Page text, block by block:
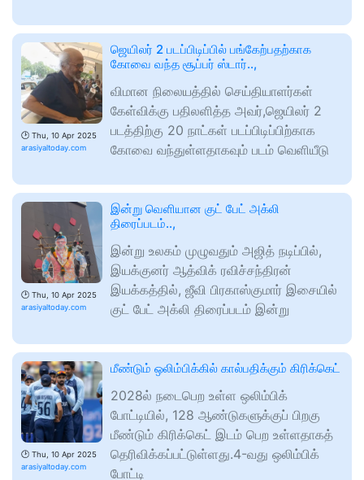
🕑 Thu, 10 Apr 2025
arasiyaltoday.com
ஜெயிலர் 2 படப்பிடிப்பில் பங்கேற்பதற்காக
கோவை வந்த சூப்பர் ஸ்டார்..,
விமான நிலையத்தில் செய்தியாளர்கள்
கேள்விக்கு பதிலளித்த அவர்,ஜெயிலர் 2
படத்திற்கு 20 நாட்கள் படப்பிடிப்பிற்காக
கோவை வந்துள்ளதாகவும் படம் வெளியீடு
🕑 Thu, 10 Apr 2025
arasiyaltoday.com
இன்று வெளியான குட் பேட் அக்லி
திரைப்படம்..,
இன்று உலகம் முழுவதும் அஜித் நடிப்பில்,
இயக்குனர் ஆத்விக் ரவிச்சந்திரன்
இயக்கத்தில், ஜீவி பிரகாஸ்குமார் இசையில்
குட் பேட் அக்லி திரைப்படம் இன்று
🕑 Thu, 10 Apr 2025
arasiyaltoday.com
மீண்டும் ஒலிம்பிக்கில் கால்பதிக்கும் கிரிக்கெட்
2028ல் நடைபெற உள்ள ஒலிம்பிக்
போட்டியில், 128 ஆண்டுகளுக்குப் பிறகு
மீண்டும் கிரிக்கெட் இடம் பெற உள்ளதாகத்
தெரிவிக்கப்பட்டுள்ளது.4-வது ஒலிம்பிக்
போட்டி